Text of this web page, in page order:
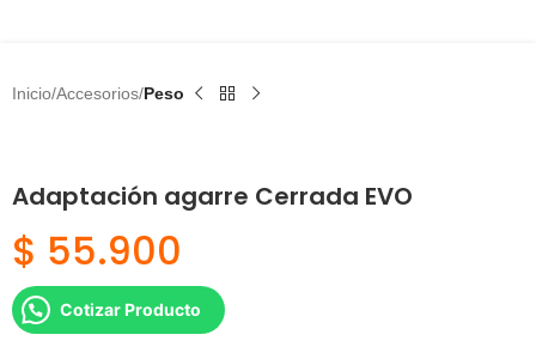
Inicio Accesorios Peso
Adaptación agarre Cerrada EVO
$ 55.900
Cotizar Producto